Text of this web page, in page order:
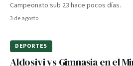
Campeonato sub 23 hace pocos días.
3 de agosto
DEPORTES
Aldosivi vs Gimnasia en el